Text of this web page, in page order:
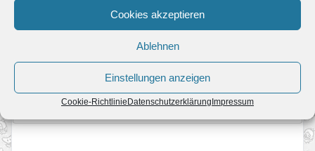
Cookies akzeptieren
Ablehnen
Einstellungen anzeigen
Cookie-Richtlinie Datenschutzerklärung Impressum
Klicke hier, um Marketing-Cookies zu
akzeptieren und diesen Inhalt zu aktivieren